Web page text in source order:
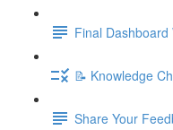
Final
📝 Knowledge
Share Your